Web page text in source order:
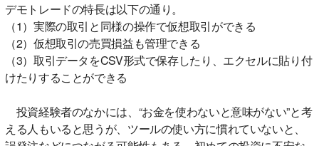
デモトレードの特長は以下の通り。
（1）実際の取引と同様の操作で仮想取引ができる
（2）仮想取引の売買損益も管理できる
（3）取引データをCSV形式で保存したり、エクセルに貼り付
けたりすることができる
投資経験者のなかには、“お金を使わないと意味がない”と考
える人もいると思うが、ツールの使い方に慣れていないと、